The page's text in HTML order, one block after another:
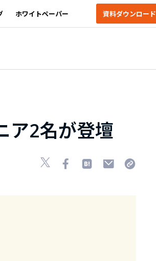
ホワイトペーパー 資料ダウンロード
ア2名が登壇